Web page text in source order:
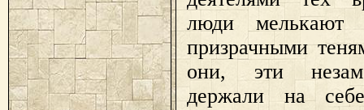
люди мелькают
призрачными
они, эти
держали на